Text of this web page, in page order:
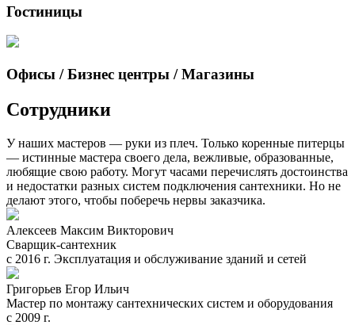
Гостиницы
Офисы / Бизнес центры / Магазины
Сотрудники
У наших мастеров — руки из плеч. Только коренные питерцы
— истинные мастера своего дела, вежливые, образованные,
любящие свою работу. Могут часами перечислять достоинства
и недостатки разных систем подключения сантехники. Но не
делают этого, чтобы поберечь нервы заказчика.
Алексеев Максим Викторович
Сварщик-сантехник
с 2016 г. Эксплуатация и обслуживание зданий и сетей
Григорьев Егор Ильич
Мастер по монтажу сантехнических систем и оборудования
с 2009 г.